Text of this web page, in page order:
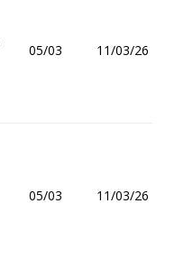
05/03 11/03/26
05/03 11/03/26